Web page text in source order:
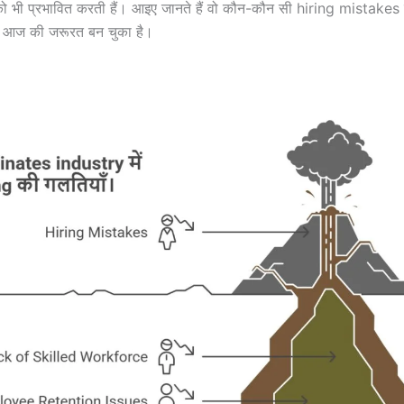
प्रभावित करती हैं। आइए जानते हैं वो कौन-कौन सी hiring mistakes
की जरूरत बन चुका है।